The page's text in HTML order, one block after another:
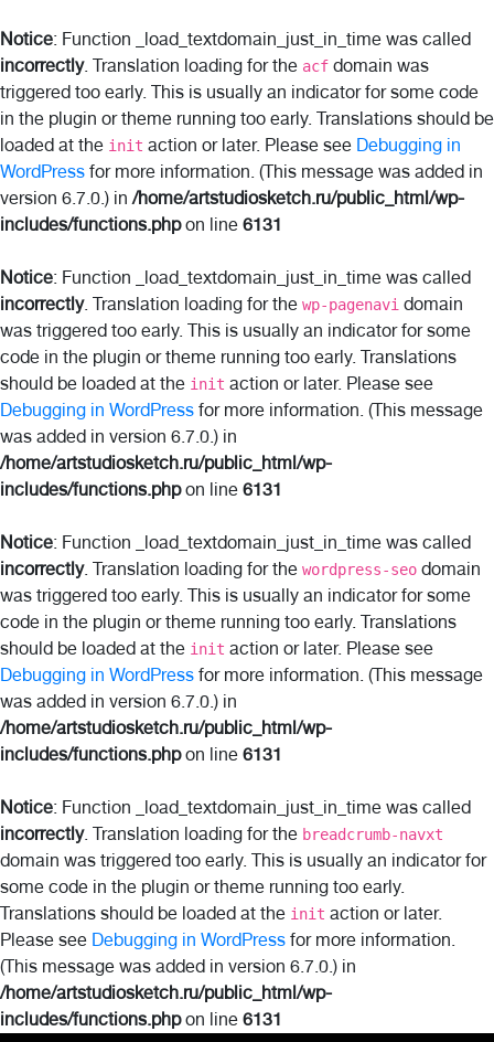
Notice: Function _load_textdomain_just_in_time was called
incorrectly. Translation loading for the acf domain was
triggered too early. This is usually an indicator for some code
in the plugin or theme running too early. Translations should be
loaded at the init action or later. Please see Debugging in
WordPress for more information. (This message was added in
version 6.7.0.) in/home/artstudiosketch.ru/public_html/wp-
includes/functions.phpon line 6131
Notice: Function _load_textdomain_just_in_time was called
incorrectly. Translation loading for the wp-pagenavi domain
was triggered too early. This is usually an indicator for some
code in the plugin or theme running too early. Translations
should be loaded at the init action or later. Please see
Debugging in WordPress for more information. (This message
was added in version 6.7.0.) in
/home/artstudiosketch.ru/public_html/wp-
includes/functions.phpon line 6131
Notice: Function _load_textdomain_just_in_time was called
incorrectly. Translation loading for the wordpress-seo domain
was triggered too early. This is usually an indicator for some
code in the plugin or theme running too early. Translations
should be loaded at the init action or later. Please see
Debugging in WordPress for more information. (This message
was added in version 6.7.0.) in
/home/artstudiosketch.ru/public_html/wp-
includes/functions.phpon line 6131
Notice: Function _load_textdomain_just_in_time was called
incorrectly. Translation loading for the breadcrumb-navxt
domain was triggered too early. This is usually an indicator for
some code in the plugin or theme running too early.
Translations should be loaded at the init action or later.
Please see Debugging in WordPress for more information.
(This message was added in version 6.7.0.) in
/home/artstudiosketch.ru/public_html/wp-
includes/functions.phpon line 6131